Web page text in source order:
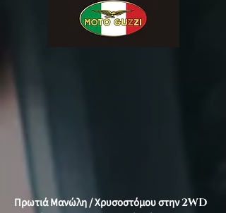
Πρωτιά Μανώλη / Χρυσοστόμου στην2WD